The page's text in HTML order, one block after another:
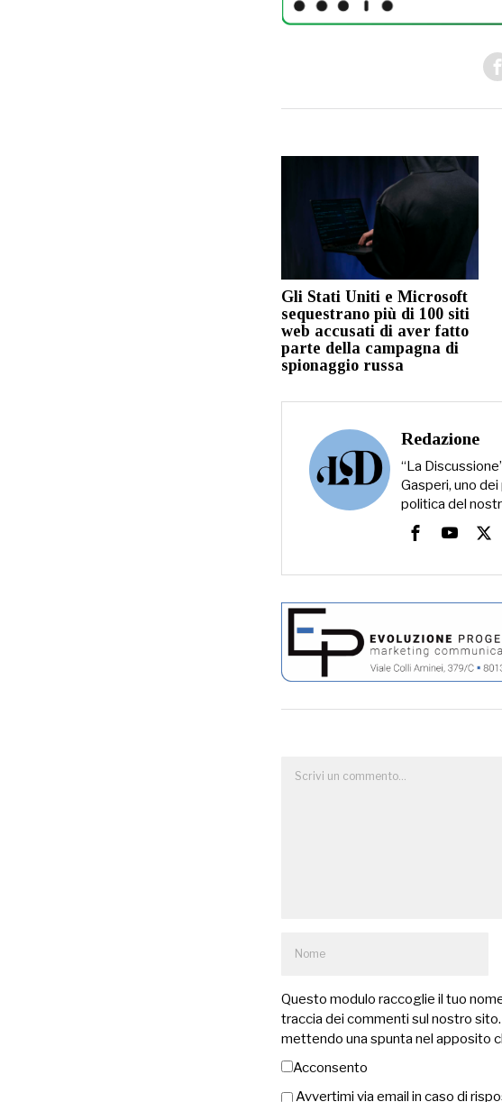
Gli Stati Uniti e Microsoft
sequestrano più di 100 siti
web accusati di aver fatto
parte della campagna di
spionaggio russa
Redazione
“La
Gasperi, uno
politica del
Questo modulo raccoglie il tuo
traccia dei commenti sul nostro
mettendo una spunta nel apposito
Acconsento
Avvertimi via email in caso di